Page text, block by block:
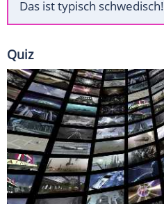
Das ist typisch schwedisch!
Quiz